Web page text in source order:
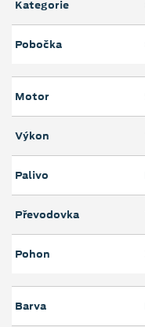
Kategorie
Pobočka
Motor
Výkon
Palivo
Převodovka
Pohon
Barva